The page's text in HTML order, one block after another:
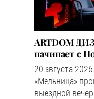
ARTDOM
начинает с
20 августа
«Мельница»
выездной